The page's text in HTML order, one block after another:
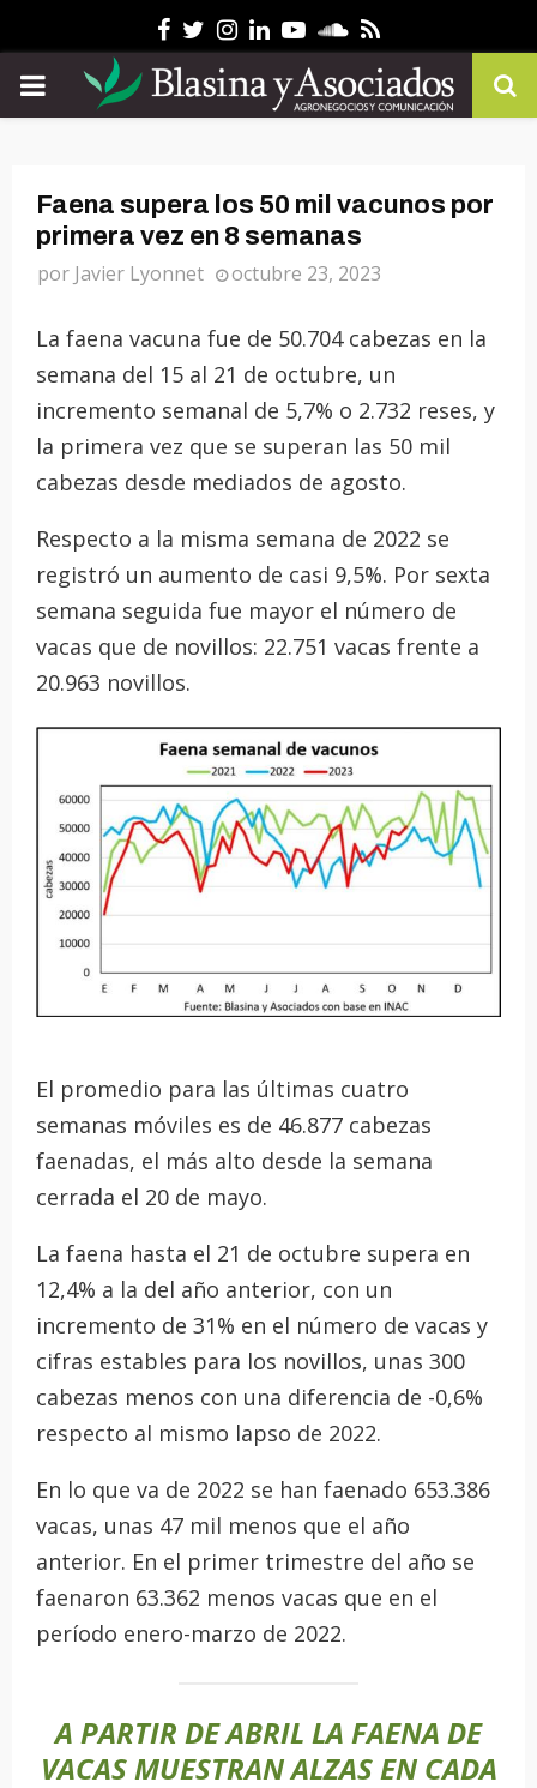
Facebook
Twitter
Instagram
Linkedin
YoutubeSoundcloud
Rss
PRIMARY
Faena supera los 50 mil vacunos por
primera vez en 8 semanas
por Javier Lyonnet octubre 23, 2023
La faena vacuna fue de 50.704 cabezas en la
semana del 15 al 21 de octubre, un
incremento semanal de 5,7% o 2.732 reses, y
la primera vez que se superan las 50 mil
cabezas desde mediados de agosto.
Respecto a la misma semana de 2022 se
registró un aumento de casi 9,5%. Por sexta
semana seguida fue mayor el número de
vacas que de novillos: 22.751 vacas frente a
20.963 novillos.
El promedio para las últimas cuatro
semanas móviles es de 46.877 cabezas
faenadas, el más alto desde la semana
cerrada el 20 de mayo.
La faena hasta el 21 de octubre supera en
12,4% a la del año anterior, con un
incremento de 31% en el número de vacas y
cifras estables para los novillos, unas 300
cabezas menos con una diferencia de -0,6%
respecto al mismo lapso de 2022.
En lo que va de 2022 se han faenado 653.386
vacas, unas 47 mil menos que el año
anterior. En el primer trimestre del año se
faenaron 63.362 menos vacas que en el
período enero-marzo de 2022.
A PARTIR DE ABRIL LA FAENA DE
VACAS MUESTRAN ALZAS EN CADA